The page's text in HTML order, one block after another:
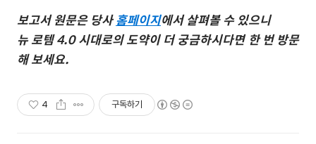
보고서 원문은 당사홈페이지에서 살펴볼 수 있으니
뉴 로템4.0 시대로의 도약이 더 궁금하시다면 한 번 방문
해 보세요.
4 구독하기